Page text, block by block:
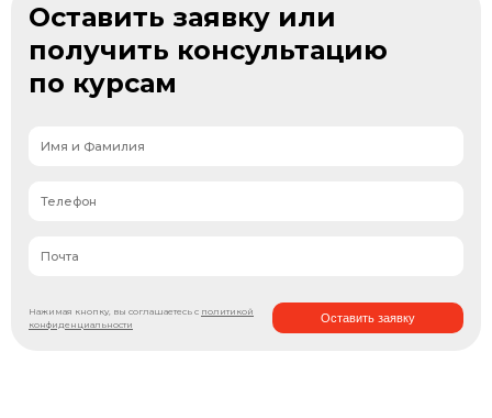
Оставить заявку или
получить консультацию
по курсам
Нажимая кнопку, вы соглашаетесь с политикой
конфиденциальности
Оставить заявку